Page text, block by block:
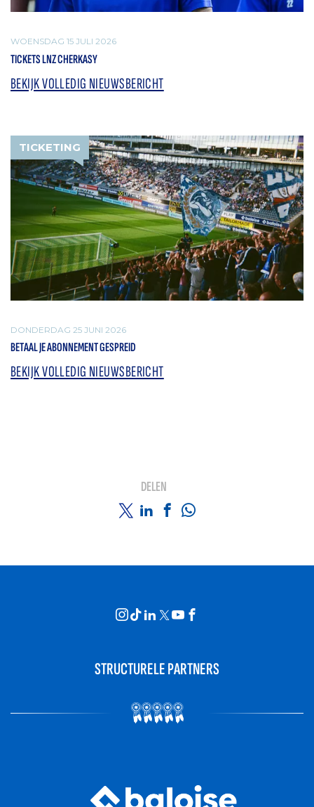
WOENSDAG 15 JULI 2026
TICKETS LNZ CHERKASY
BEKIJK VOLLEDIG NIEUWSBERICHT
TICKETING
DONDERDAG 25 JUNI 2026
BETAAL JE ABONNEMENT GESPREID
BEKIJK VOLLEDIG NIEUWSBERICHT
DELEN
STRUCTURELE PARTNERS